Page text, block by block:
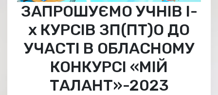
ЗАПРОШУЄМО УЧНІВ І-
х КУРСІВ ЗП(ПТ)О ДО
УЧАСТІ В ОБЛАСНОМУ
КОНКУРСІ «МІЙ
ТАЛАНТ»-2023